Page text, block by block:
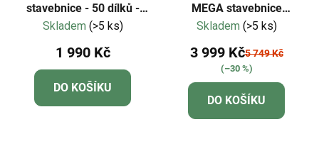
stavebnice - 50 dílků -
Transport Pack
Skladem (>5 ks)
1 990 Kč
DO KOŠÍKU
MEGA stavebnice
pastelových barev - 210
Skladem (>5 ks)
3 999 Kč5 749 Kč
(–30 %)
DO KOŠÍKU